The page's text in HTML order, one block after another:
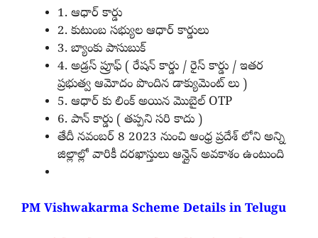
1. ఆధార్ కార్డు
2. కుటుంబ సభ్యుల ఆధార్ కార్డులు
3. బ్యాంకు పాసుబుక్
4. అడ్రస్ ప్రూఫ్ ( రేషన్ కార్డు / రైస్ కార్డు / ఇతర
ప్రభుత్వ ఆమోదం పొందిన డాక్యుమెంట్ లు )
5. ఆధార్ కు లింక్ అయిన మొబైల్ OTP
6. పాన్ కార్డు ( తప్పని సరి కాదు )
తేదీ నవంబర్ 8 2023 నుంచి ఆంధ్ర ప్రదేశ్ లోని అన్ని
జిల్లాల్లో వారికీ దరఖాస్తులు ఆన్లైన్ అవకాశం ఉంటుంది
PM Vishwakarma Scheme Details in Telugu